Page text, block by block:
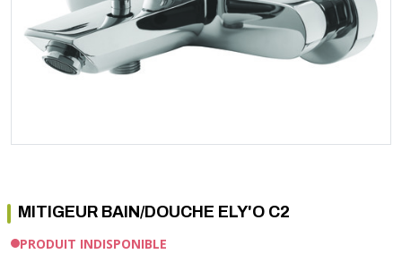
RACCORD PE (POLYÉTHYLÈNE)
RACCORD GALVA
RACCORD INOX
ROBINET
FLEXIBLE
Soupape différentielle
Température
Vase d'expansion
Vanne de Température
Vanne de zone
SOLAIRE
PAC
CHAUDIÈRE
EQUIPEMENT INDUSTRIEL
COMMUNICATION
COLLIER ET FIXATION
LAMPE ET TORCHE
PILES ET ACCUMULATEURS
TRAPPE CHATIÈRE ET HUBLOT
PLOMBERIE PER
VOTRE SOLUTION CHAUFFAGE
MITIGEUR BAIN/DOUCHE ELY'O C2
PRODUIT INDISPONIBLE